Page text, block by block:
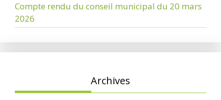
Compte rendu du conseil municipal du 20 mars
2026
Archives